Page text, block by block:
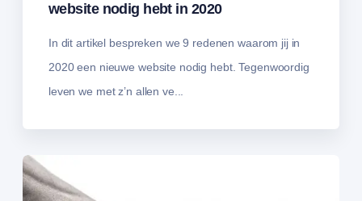
website nodig hebt in 2020
In dit artikel bespreken we 9 redenen waarom jij in
2020 een nieuwe website nodig hebt. Tegenwoordig
leven we met z’n allen ve...